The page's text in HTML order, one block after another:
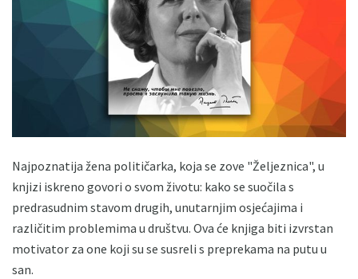
Najpoznatija žena političarka, koja se zove "Željeznica", u
knjizi iskreno govori o svom životu: kako se suočila s
predrasudnim stavom drugih, unutarnjim osjećajima i
različitim problemima u društvu. Ova će knjiga biti izvrstan
motivator za one koji su se susreli s preprekama na putu u
san.